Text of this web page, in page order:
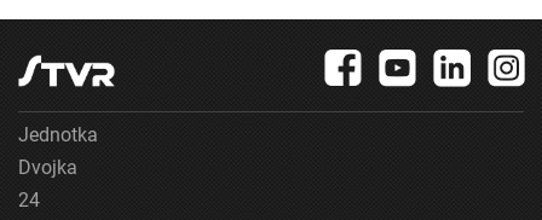
Jednotka
Dvojka
24